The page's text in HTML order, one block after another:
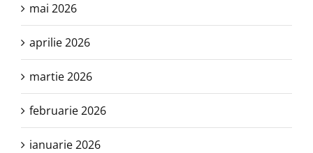
mai 2026
aprilie 2026
martie 2026
februarie 2026
ianuarie 2026